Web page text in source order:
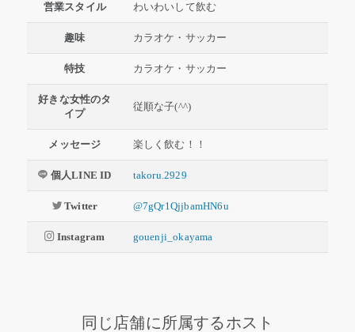
営業スタイル わいわいして飲む
趣味 カラオケ・サッカー
特技 カラオケ・サッカー
好きな女性のタ
イプ
従順な子(^^)
メッセージ 楽しく飲む！！
個人LINE ID takoru.2929
Twitter @7gQr1QjjbamHN6u
Instagram gouenji_okayama
同じ店舗に所属するホスト